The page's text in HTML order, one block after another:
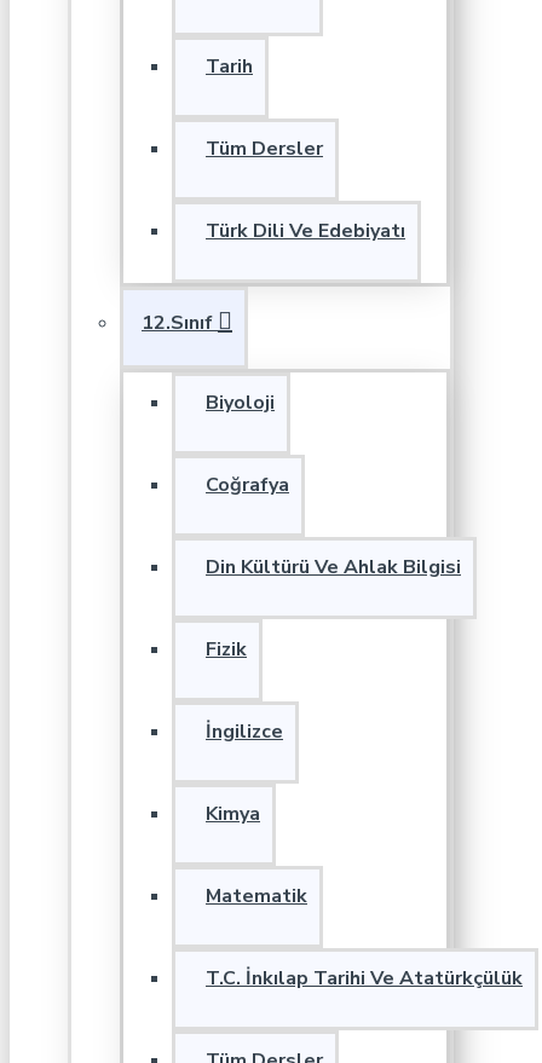
Tarih
Tüm Dersler
Türk Dili Ve Edebiyatı
12.Sınıf
Biyoloji
Coğrafya
Din Kültürü Ve Ahlak Bilgisi
Fizik
İngilizce
Kimya
Matematik
T.C. İnkılap Tarihi Ve Atatürkçülük